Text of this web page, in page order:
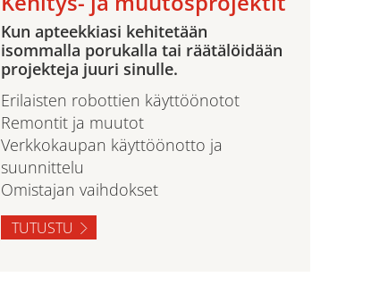
Kun apteekkiasi kehitetään
isommalla porukalla tai räätälöidään
projekteja juuri sinulle.
Erilaisten robottien käyttöönotot
Remontit ja muutot
Verkkokaupan käyttöönotto ja
suunnittelu
Omistajan vaihdokset
TUTUSTU